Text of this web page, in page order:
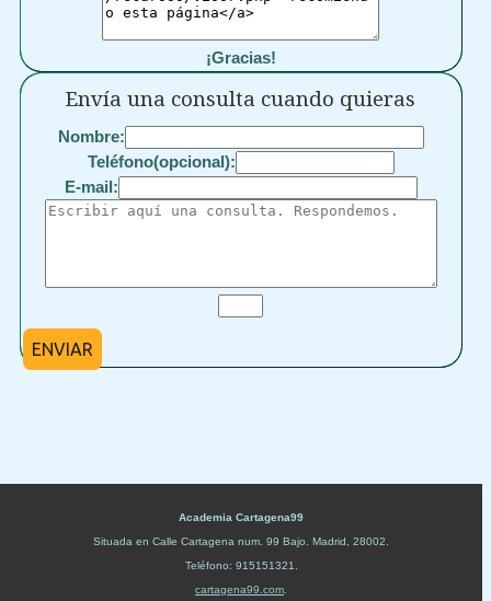
¡Gracias!
Envía una consulta cuando quieras
Nombre:
Teléfono(opcional):
E-mail:
ENVIAR
Academia Cartagena99
Situada en Calle Cartagena num. 99 Bajo Madrid 28002
Teléfono: 915151321
cartagena99.com